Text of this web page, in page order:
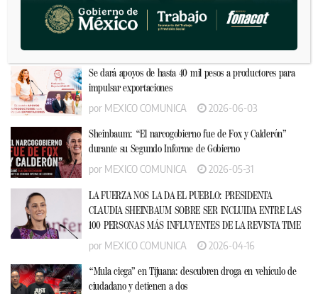
FGE defiende cateo en Portales 1; niega irregularidades y
robo denunciado por propietaria
Se dará apoyos de hasta 40 mil pesos a productores para
impulsar exportaciones
por MEXICO COMUNICA 2026-06-03
Sheinbaum: “El narcogobierno fue de Fox y Calderón”
durante su Segundo Informe de Gobierno
por MEXICO COMUNICA 2026-05-31
LA FUERZA NOS LA DA EL PUEBLO: PRESIDENTA
CLAUDIA SHEINBAUM SOBRE SER INCLUIDA ENTRE LAS
100 PERSONAS MÁS INFLUYENTES DE LA REVISTA TIME
por MEXICO COMUNICA 2026-04-16
“Mula ciega” en Tijuana: descubren droga en vehículo de
ciudadano y detienen a dos